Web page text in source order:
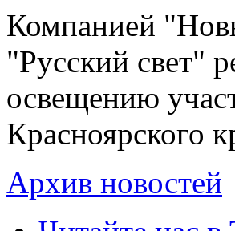
Компанией
"Русский свет"
освещению
Красноярского
Архив новостей